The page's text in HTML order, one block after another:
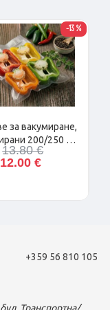
-13 %
за вакумиране,
200/250 -
100бр.
12.00 €
13.80 €
+359 56 810 105